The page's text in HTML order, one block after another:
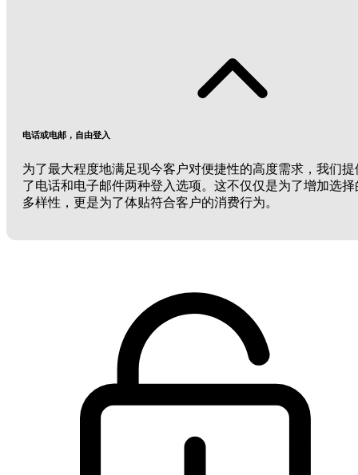
电话或电邮，自由登入
为了最大程度地满足现今客户对便捷性的高度需求，我们提
了电话和电子邮件两种登入选项。这不仅仅是为了增加选择
多样性，更是为了体贴符合客户的消费行为。